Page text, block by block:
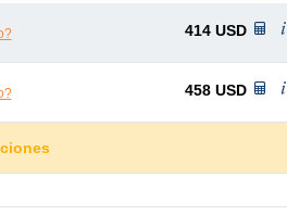
414 USD
458 USD